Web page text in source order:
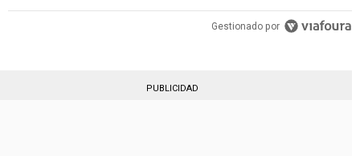
Gestionado por
PUBLICIDAD